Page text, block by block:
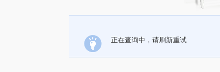
正在查询中，请刷新重试